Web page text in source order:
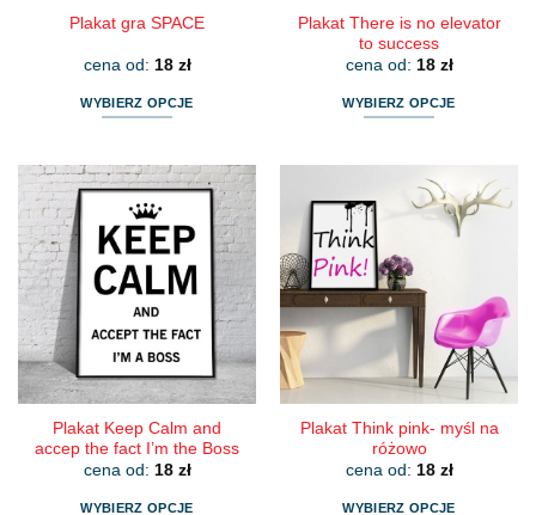
Plakat gra SPACE
cena od: 18 zł
WYBIERZ OPCJE
ma
wiele
wariantów.
Opcje
można
wybrać
na
stronie
produktu
Plakat There is no elevator
to success
cena od: 18 zł
WYBIERZ OPCJE
wiele
wariantów.
Opcje
można
wybrać
na
stronie
produktu
Plakat Keep Calm and
accep the fact I’m the Boss
cena od: 18 zł
WYBIERZ OPCJE
Plakat Think pink- myśl na
różowo
cena od: 18 zł
WYBIERZ OPCJE